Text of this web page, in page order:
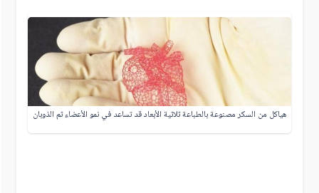
هياكل من السكر مصنوعة بالطباعة ثلاثية الأبعاد قد تساعد في نمو الأعضاء ثم الذوبان